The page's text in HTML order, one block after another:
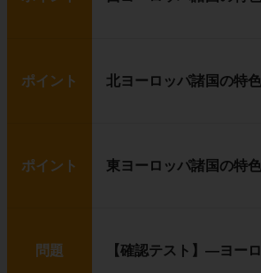
ポイント 北ヨーロッパ諸国の特
ポイント 東ヨーロッパ諸国の特
問題 【確認テスト】―ヨー